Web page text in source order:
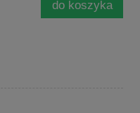
do koszyka